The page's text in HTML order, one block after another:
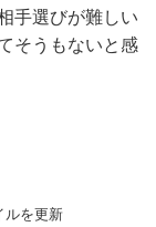
手選びが難しい
そうもないと感
ルを更新